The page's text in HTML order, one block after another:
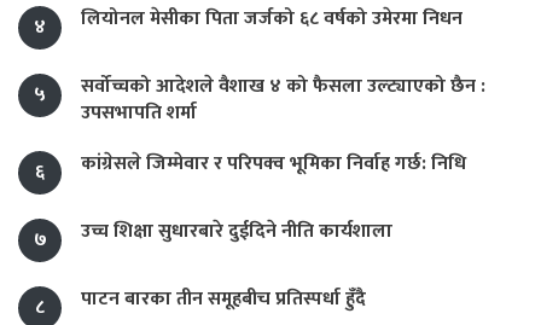
४
लियोनल मेसीका पिता जर्जको ६८ वर्षको उमेरमा निधन
५
सर्वोच्चको आदेशले वैशाख ४ को फैसला उल्ट्याएको छैन :
उपसभापति शर्मा
६
कांग्रेसले जिम्मेवार र परिपक्व भूमिका निर्वाह गर्छ: निधि
७ उच्च शिक्षा सुधारबारे दुईदिने नीति कार्यशाला
८ पाटन बारका तीन समूहबीच प्रतिस्पर्धा हुँदै